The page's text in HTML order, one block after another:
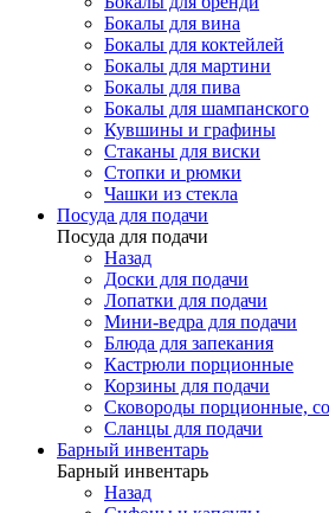
Бокалы для вина
Бокалы для коктейлей
Бокалы для мартини
Бокалы для пива
Бокалы для шампанского
Кувшины и графины
Стаканы для виски
Стопки и рюмки
Чашки из стекла
Посуда для подачи
Посуда для подачи
Назад
Доски для подачи
Лопатки для подачи
Мини-ведра для подачи
Блюда для запекания
Кастрюли порционные
Корзины для подачи
Сковороды порционные,
Сланцы для подачи
Барный инвентарь
Барный инвентарь
Назад